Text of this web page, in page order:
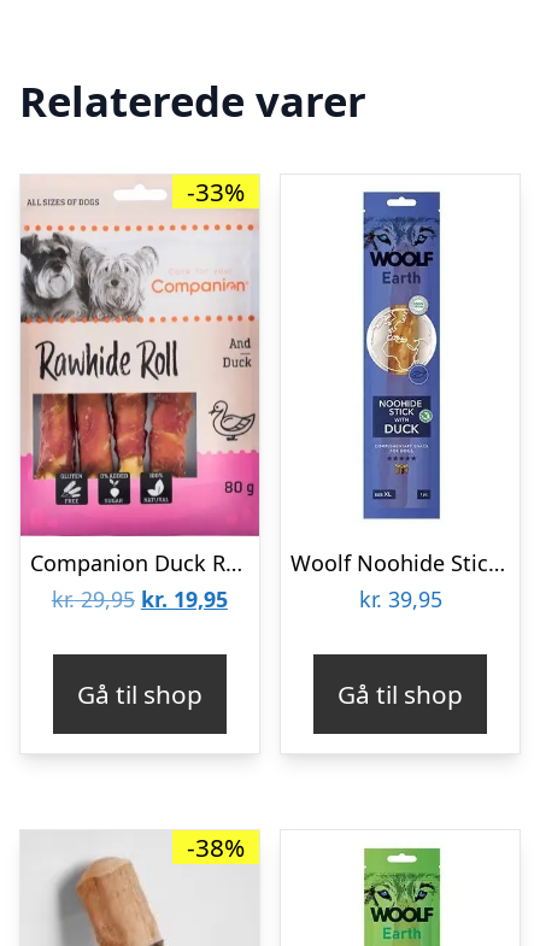
Relaterede varer
-33%
Companion Duck Rolls, 80g
kr.29,95 Den
var:
kr. 29,95.
kr. 19,95Den
kr. 19,95.
Gå til shop
Woolf Noohide Sticks 1 stk XL, Duck
kr. 39,95
Gå til shop
-38%